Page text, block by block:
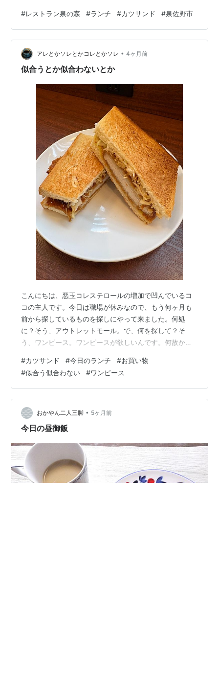
「桜ソフトアイス」。 桜の風味がとけこんだアイスは、
この時期ならではの食べ物。 レストラン泉の森 関連ラン
キング：レストラン | 泉佐野駅、熊取駅、井原里駅
#レストラン泉の森 #ランチ #カツサンド #泉佐野市
アレとかソレとかコレとかソレ • 4ヶ月前
似合うとか似合わないとか
こんにちは、悪玉コレステロールの増加で凹んでいるコ
コの主人です。今日は職場が休みなので、もう何ヶ月も
前から探しているものを探しにやって来ました。何処
に？そう、アウトレットモール。で、何を探して？そ
う、ワンピース。ワンピースが欲しいんです。何故か？
くことにしていて。新幹線なので、荷物はなるべく軽く
しておきたい。いつもだったら、レスポのミニボストン
で行くところ、今回はリュックで行ってみようと思って
いて。両手が空くし、とにかく荷物を減らしたい。(２回
目)‥‥このままだとタイトルの似合う似合わない論争がど
こかに行きそうな予感‥‥先にそれを(笑)もう何度…
#カツサンド #今日のランチ #お買い物
#似合う似合わない #ワンピース
おかやん二人三脚 • 5ヶ月前
今日の昼御飯